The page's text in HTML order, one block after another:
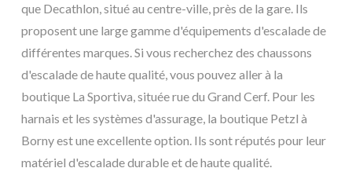
que Decathlon, situé au centre-ville, près de la gare. Ils
proposent une large gamme d'équipements d'escalade de
différentes marques. Si vous recherchez des chaussons
d'escalade de haute qualité, vous pouvez aller à la
boutique La Sportiva, située rue du Grand Cerf. Pour les
harnais et les systèmes d'assurage, la boutique Petzl à
Borny est une excellente option. Ils sont réputés pour leur
matériel d'escalade durable et de haute qualité.